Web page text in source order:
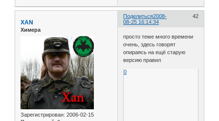
Поделиться 42
2008-
08-25 16:14:34
XAN
Химера
Зарегистрирован: 2006-02-15
просто теме много времени
очень, здесь говорят
опираясь на ещё старую
версию правил
0